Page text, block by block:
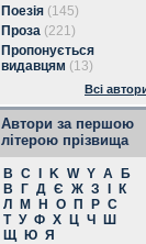
Поезія (145)
Проза (221)
Пропонується
видавцям (13)
Всі
Автори за першою
літерою прізвища
B C K W Y А
Б
В
Г Д Є Ж З
К
Л
М Н О П Р С
Т У Ф Х Ц Ч
Ш
Щ
Ю Я